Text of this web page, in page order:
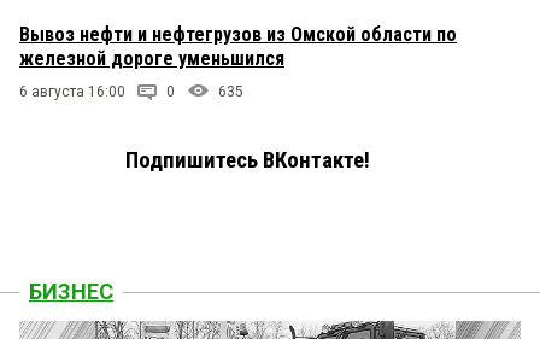
Вывоз нефти и нефтегрузов из Омской области по
железной дороге уменьшился
6 августа 16:00 0 635
Подпишитесь ВКонтакте!
БИЗНЕС